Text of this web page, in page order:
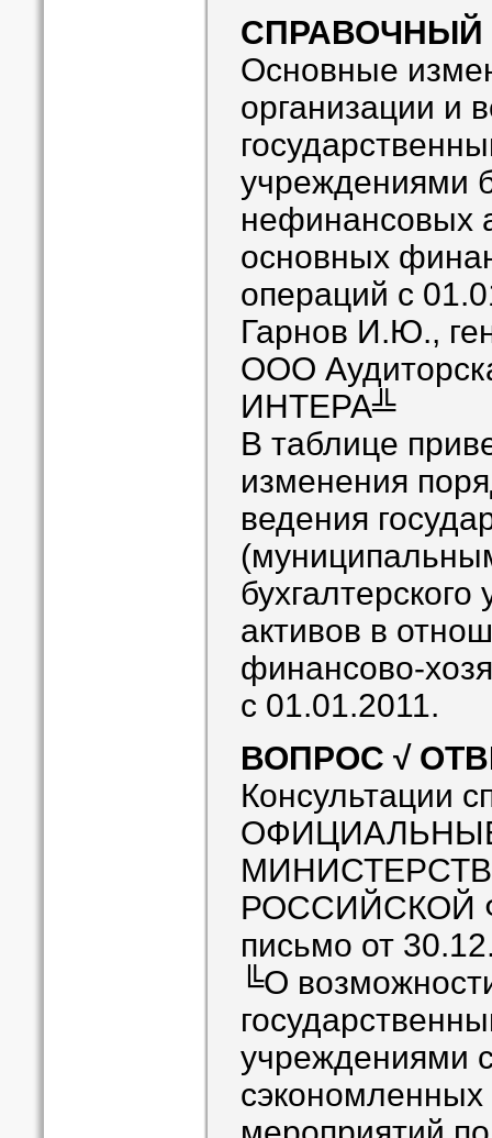
СПРАВОЧНЫЙ
Основные
организации и
учреждениями
нефинансовых
основных
операций с
Гарнов И.Ю.,
ООО
ИНТЕРА╩
В таблице
изменения
ведения
активов в
финансово-
с 01.01.2011.
ВОПРОС √
Консультации
РОССИЙСКОЙ
письмо от
╚О
учреждениями
сэкономленных